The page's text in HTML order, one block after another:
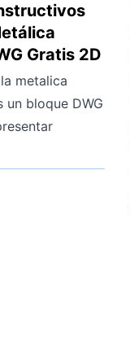
Gratis 2D
metalica
bloque DWG